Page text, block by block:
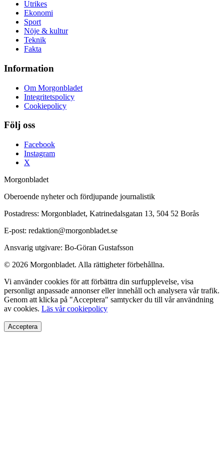
Utrikes
Ekonomi
Sport
Nöje & kultur
Teknik
Fakta
Information
Om Morgonbladet
Integritetspolicy
Cookiepolicy
Följ oss
Facebook
Instagram
X
Morgonbladet
Oberoende nyheter och fördjupande journalistik
Postadress: Morgonbladet, Katrinedalsgatan 13, 504 52 Borås
E-post: redaktion@morgonbladet.se
Ansvarig utgivare: Bo-Göran Gustafsson
© 2026 Morgonbladet. Alla rättigheter förbehållna.
Vi använder cookies för att förbättra din surfupplevelse, visa
personligt anpassade annonser eller innehåll och analysera vår trafik.
Genom att klicka på "Acceptera" samtycker du till vår användning
av cookies. Läs vår cookiepolicy
Acceptera